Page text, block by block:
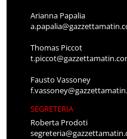
Arianna Papalia
Thomas Piccot
Fausto Vassoney
SEGRETERIA
Roberta Prodoti